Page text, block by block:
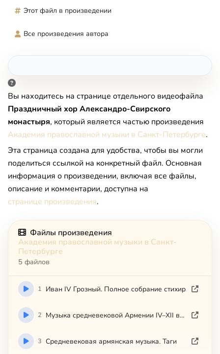
Этот файл в произведении
Все произведения автора
Вы находитесь на странице отдельного видеофайла
Праздничный хор Александро-Свирского
монастыря, который является частью произведения
Академия православной музыки в Санкт-Петербурге.
Эта страница создана для удобства, чтобы вы могли
поделиться ссылкой на конкретный файл. Основная
информация о произведении, включая все файлы,
описание и комментарии, доступна на
странице произведения.
Файлы произведения
Академия православной музыки в Санкт-
Петербурге
5 файлов
1 Иван IV Грозный. Полное собрание стихир
2 Музыка средневековой Армении IV–XII вв. Ансамбль Гегард
3 Средневековая армянская музыка. Таги